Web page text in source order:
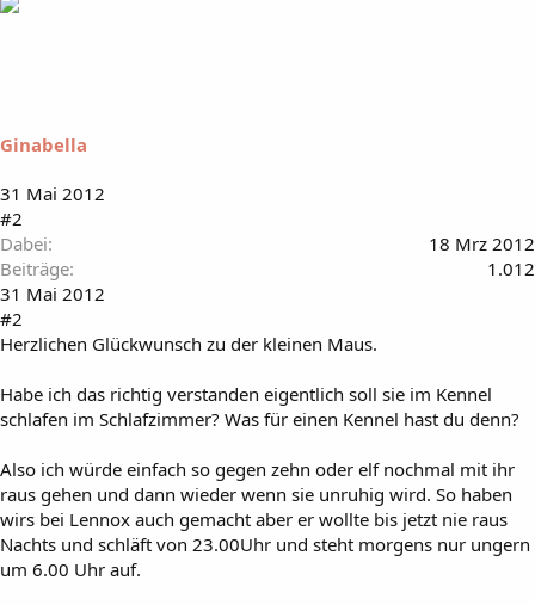
Ginabella
31 Mai 2012
#2
Dabei
18 Mrz 2012
Beiträge
1.012
31 Mai 2012
#2
Herzlichen Glückwunsch zu der kleinen Maus.
Habe ich das richtig verstanden eigentlich soll sie im Kennel
schlafen im Schlafzimmer? Was für einen Kennel hast du denn?
Also ich würde einfach so gegen zehn oder elf nochmal mit ihr
raus gehen und dann wieder wenn sie unruhig wird. So haben
wirs bei Lennox auch gemacht aber er wollte bis jetzt nie raus
Nachts und schläft von 23.00Uhr und steht morgens nur ungern
um 6.00 Uhr auf.